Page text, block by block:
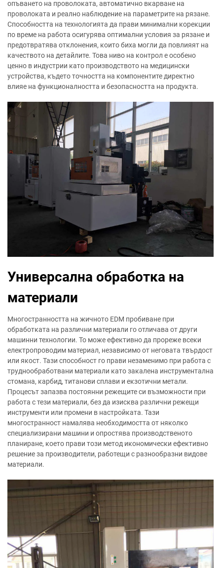
опъването на проволоката, автоматично вкарване на
проволоката и реално наблюдение на параметрите на рязане.
Способността на технологията да прави минимални корекции
по време на работа осигурява оптимални условия за рязане и
предотвратява отклонения, които биха могли да повлияят на
качеството на детайлите. Това ниво на контрол е особено
ценно в индустрии като производството на медицински
устройства, където точността на компонентите директно
влияе на функционалността и безопасността на продукта.
Универсална обработка на
материали
Многостранността на жичното EDM пробиване при
обработката на различни материали го отличава от други
машинни технологии. То може ефективно да прореже всеки
електропроводим материал, независимо от неговата твърдост
или якост. Тази способност го прави незаменимо при работа с
труднообработвани материали като закалена инструментална
стомана, карбид, титанови сплави и екзотични метали.
Процесът запазва постоянни режещите си възможности при
работа с тези материали, без да изисква различни режещи
инструменти или промени в настройката. Тази
многостранност намалява необходимостта от няколко
специализирани машини и опростява производственото
планиране, което прави този метод икономически ефективно
решение за производители, работещи с разнообразни видове
материали.